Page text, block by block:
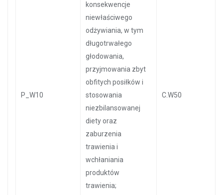
P_W10
konsekwencje
niewłaściwego
odżywiania, w tym
długotrwałego
głodowania,
przyjmowania zbyt
obfitych posiłków i
stosowania
niezbilansowanej
diety oraz
zaburzenia
trawienia i
wchłaniania
produktów
trawienia;
C.W50